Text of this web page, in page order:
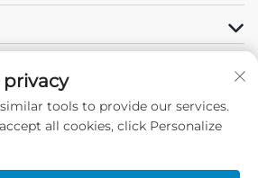
privacy
tools to provide our services.
all cookies, click Personalize